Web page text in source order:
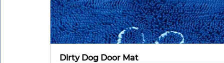
Dirty Dog Door Mat